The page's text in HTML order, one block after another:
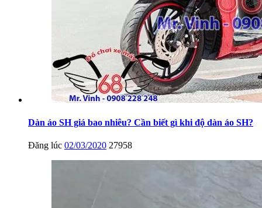
Dàn áo SH giá bao nhiêu? Cần biết gì khi độ dàn áo SH?
Đăng lúc 02/03/2020 27958